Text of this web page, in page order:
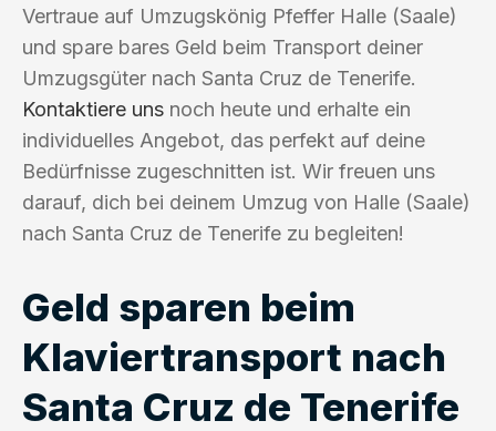
Vertraue auf Umzugskönig Pfeffer Halle (Saale)
und spare bares Geld beim Transport deiner
Umzugsgüter nach Santa Cruz de Tenerife.
Kontaktiere uns noch heute und erhalte ein
individuelles Angebot, das perfekt auf deine
Bedürfnisse zugeschnitten ist. Wir freuen uns
darauf, dich bei deinem Umzug von Halle (Saale)
nach Santa Cruz de Tenerife zu begleiten!
Geld sparen beim
Klaviertransport nach
Santa Cruz de Tenerife